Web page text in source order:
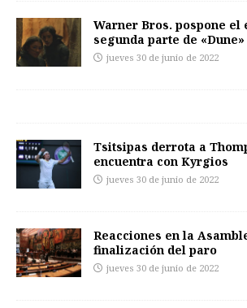
Warner Bros. pospone el
segunda parte de «Dune»
jueves 30 de junio de 2022
Tsitsipas derrota a
encuentra con Kyrgios
jueves 30 de junio de 2022
Reacciones en la
finalización del paro
jueves 30 de junio de 2022